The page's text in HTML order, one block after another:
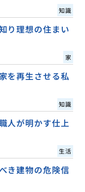
知識
り理想の住まい
家
を再生させる私
知識
人が明かす仕上
生活
き建物の危険信